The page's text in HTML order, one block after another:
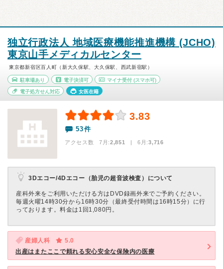
独立行政法人 地域医療機能推進機構 (JCHO)
東京山手メディカルセンター
東京都新宿区百人町（新大久保駅、大久保駅、西武新宿駅）
駐車場あり 電子決済可 マイナ受付 (スマホ可)
電子処方せん対応 女医在籍
3.83
53件
アクセス数 7月:2,851 | 6月:3,716
3Dエコー/4Dエコー（胎児の超音波検査）について
産科外来をご利用いただける方はDVD録画外来でご予約ください。
毎週火曜14時30分から16時30分（最終受付時間は16時15分）に行
っております。料金は1回1,080円。
産婦人科
5.0
出産はまたここで頼れる安心安全な保険内の医療